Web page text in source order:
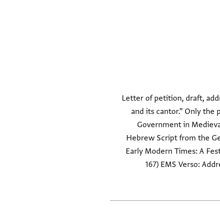
Letter of petition, draft,
and its cantor.” Only the
Government in
Hebrew Script from the
Early Modern Times: A
167) EMS Verso: